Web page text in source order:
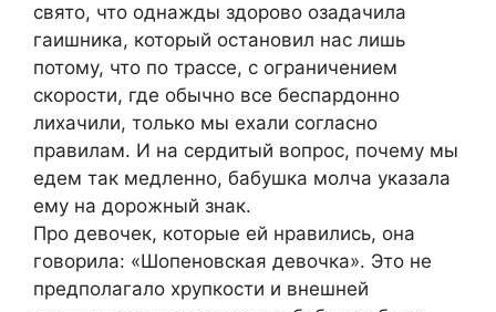
свято, что однажды здорово озадачила
гаишника, который остановил нас лишь
потому, что по трассе, с ограничением
скорости, где обычно все беспардонно
лихачили, только мы ехали согласно
правилам. И на сердитый вопрос, почему мы
едем так медленно, бабушка молча указала
ему на дорожный знак.
Про девочек, которые ей нравились, она
говорила: «Шопеновская девочка». Это не
предполагало хрупкости и внешней